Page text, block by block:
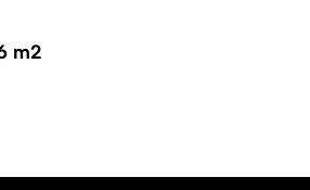
m2